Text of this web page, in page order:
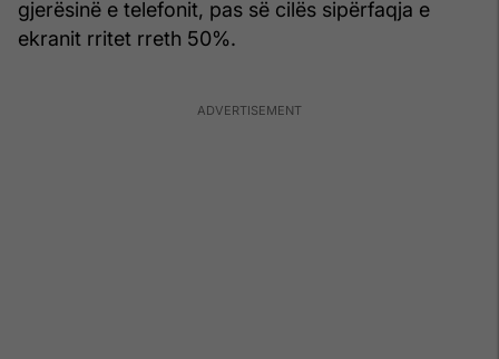
gjerësinë e telefonit, pas së cilës sipërfaqja e
ekranit rritet rreth 50%.